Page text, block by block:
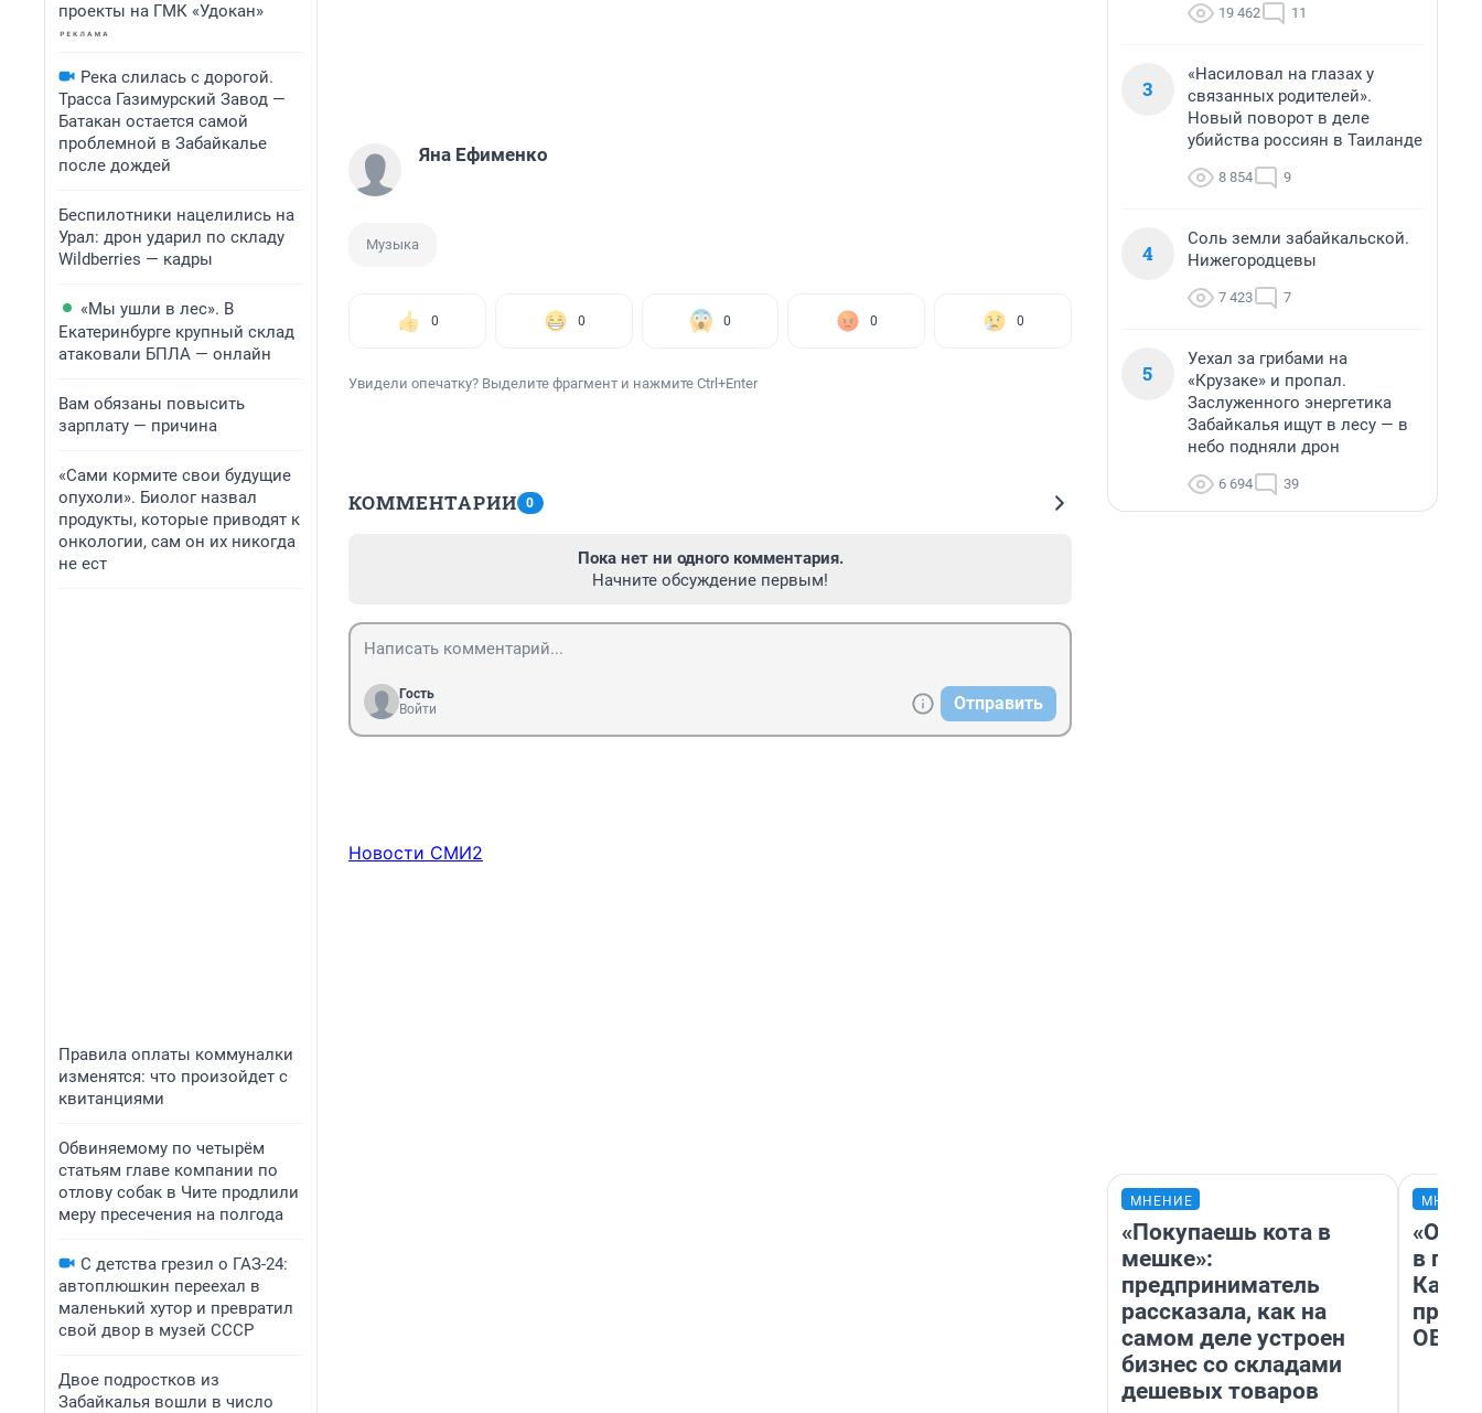
проекты на ГМК «Удокан»
Река слилась с дорогой.
Трасса Газимурский Завод —
Батакан остается самой
проблемной в Забайкалье
после дождей
Беспилотники нацелились на
Урал: дрон ударил по складу
Wildberries — кадры
«Мы ушли в лес». В
Екатеринбурге крупный склад
атаковали БПЛА — онлайн
Вам обязаны повысить
зарплату — причина
«Сами кормите свои будущие
опухоли». Биолог назвал
продукты, которые приводят к
онкологии, сам он их никогда
не ест
Правила оплаты коммуналки
изменятся: что произойдет с
квитанциями
Обвиняемому по четырём
статьям главе компании по
отлову собак в Чите продлили
меру пресечения на полгода
С детства грезил о ГАЗ-24:
автоплюшкин переехал в
маленький хутор и превратил
свой двор в музей СССР
Двое подростков из
Забайкалья вошли в число
Яна Ефименко
Музыка
0 0 0 0 0
Увидели опечатку? Выделите фрагмент и нажмите Ctrl+Enter
КОММЕНТАРИИ 0
Пока нет ни одного комментария.
Начните обсуждение первым!
Гость
Войти
Отправить
Новости СМИ2
19 462 11
3
«Насиловал на глазах у
связанных родителей».
Новый поворот в деле
убийства россиян в Таиланде
8 854 9
4
Соль земли забайкальской.
Нижегородцевы
7 423 7
5
Уехал за грибами на
«Крузаке» и пропал.
Заслуженного энергетика
Забайкалья ищут в лесу — в
небо подняли дрон
6 694 39
МНЕНИЕ
«Покупаешь кота в
мешке»:
предприниматель
рассказала, как на
самом деле устроен
бизнес со складами
дешевых товаров
в
Как в
ОВЗ